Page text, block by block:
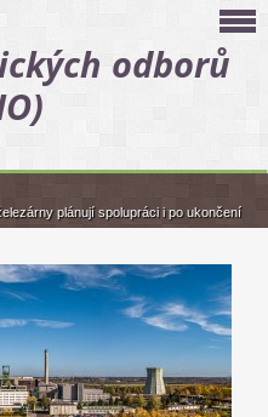
odborů
plánují spolupráci i po ukončení